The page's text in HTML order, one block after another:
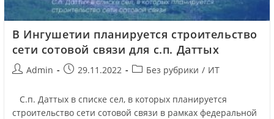
В Ингушетии планируется строительство
сети сотовой связи для с.п. Даттых
Admin 29.11.2022 Без рубрики / ИТ
С.п. Даттых в списке сел, в которых планируется
строительство сети сотовой связи в рамках федеральной